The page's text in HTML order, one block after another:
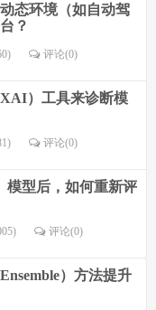
态环境（如自动驾
？
评论(0)
）工具来诊断模
评论(0)
模型后，如何重新评
评论(0)
）方法提升